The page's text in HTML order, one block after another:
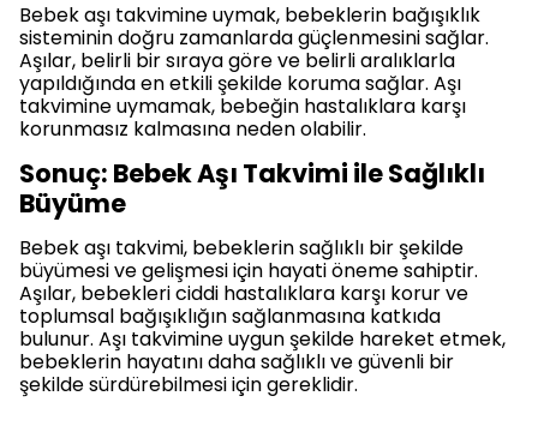
Bebek aşı takvimine uymak, bebeklerin bağışıklık
sisteminin doğru zamanlarda güçlenmesini sağlar.
Aşılar, belirli bir sıraya göre ve belirli aralıklarla
yapıldığında en etkili şekilde koruma sağlar. Aşı
takvimine uymamak, bebeğin hastalıklara karşı
korunmasız kalmasına neden olabilir.
Sonuç: Bebek Aşı Takvimi ile Sağlıklı
Büyüme
Bebek aşı takvimi, bebeklerin sağlıklı bir şekilde
büyümesi ve gelişmesi için hayati öneme sahiptir.
Aşılar, bebekleri ciddi hastalıklara karşı korur ve
toplumsal bağışıklığın sağlanmasına katkıda
bulunur. Aşı takvimine uygun şekilde hareket etmek,
bebeklerin hayatını daha sağlıklı ve güvenli bir
şekilde sürdürebilmesi için gereklidir.